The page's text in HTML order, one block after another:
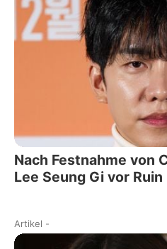
Nach Festnahme von
Lee Seung Gi vor Ruin
Artikel -